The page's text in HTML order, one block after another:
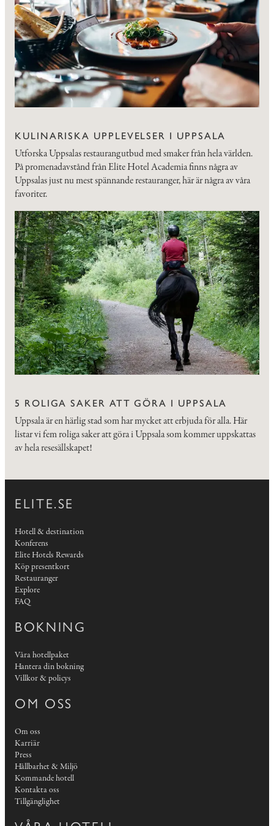
KULINARISKA UPPLEVELSER I UPPSALA
Utforska Uppsalas restaurangutbud med smaker från hela världen.
På promenadavstånd från Elite Hotel Academia finns några av
Uppsalas just nu mest spännande restauranger, här är några av våra
favoriter.
5 ROLIGA SAKER ATT GÖRA I UPPSALA
Uppsala är en härlig stad som har mycket att erbjuda för alla. Här
listar vi fem roliga saker att göra i Uppsala som kommer uppskattas
av hela resesällskapet!
ELITE.SE
Hotell & destination
Konferens
Elite Hotels Rewards
Köp presentkort
Restauranger
Explore
FAQ
BOKNING
Våra hotellpaket
Hantera din bokning
Villkor & policys
OM OSS
Om oss
Karriär
Press
Hållbarhet & Miljö
Kommande hotell
Kontakta oss
Tillgänglighet